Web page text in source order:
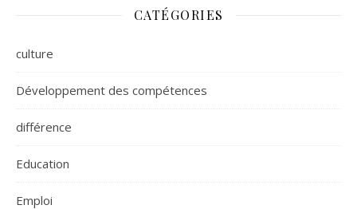
CATÉGORIES
culture
Développement des compétences
différence
Education
Emploi